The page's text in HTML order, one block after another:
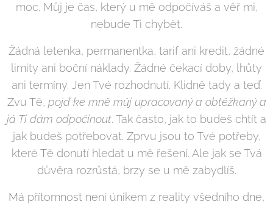
moc. Můj je čas, který u mě odpočíváš a věř mi,
nebude Ti chybět.
Žádná letenka, permanentka, tarif ani kredit, žádné
limity ani boční náklady. Žádné čekací doby, lhůty
ani termíny. Jen Tvé rozhodnutí. Klidně tady a teď.
Zvu Tě, pojď ke mně můj upracovaný a obtěžkaný a
já Ti dám odpočinout. Tak často, jak to budeš chtít a
jak budeš potřebovat. Zprvu jsou to Tvé potřeby,
které Tě donutí hledat u mě řešení. Ale jak se Tvá
důvěra rozrůstá, brzy se u mě zabydlíš.
Má přítomnost není únikem z reality všedního dne,